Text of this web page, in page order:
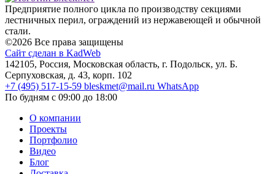
Предприятие полного цикла по производству секциями
лестничных перил, ограждений из нержавеющей и обычной
стали.
©2026 Все права защищены
Сайт сделан в KadWeb
142105, Россия, Московская область, г. Подольск, ул. Б.
Серпуховская, д. 43, корп. 102
+7 (495) 517-15-59 bleskmet@mail.ru WhatsApp
По будням с 09:00 до 18:00
О компании
Проекты
Портфолио
Видео
Блог